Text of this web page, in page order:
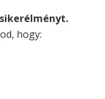
sikerélményt.
hogy: